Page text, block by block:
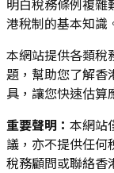
港稅制的基本知識
本網站提供各類稅
題，幫助您了解香
具，讓您快速估算
重要聲明： 本網站
議，亦不提供任何
稅務顧問或聯絡香